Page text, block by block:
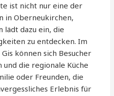
ist nicht nur eine der
in Oberneukirchen,
lädt dazu ein, die
zu entdecken. Im
können sich Besucher
und die regionale Küche
oder Freunden, die
Erlebnis für